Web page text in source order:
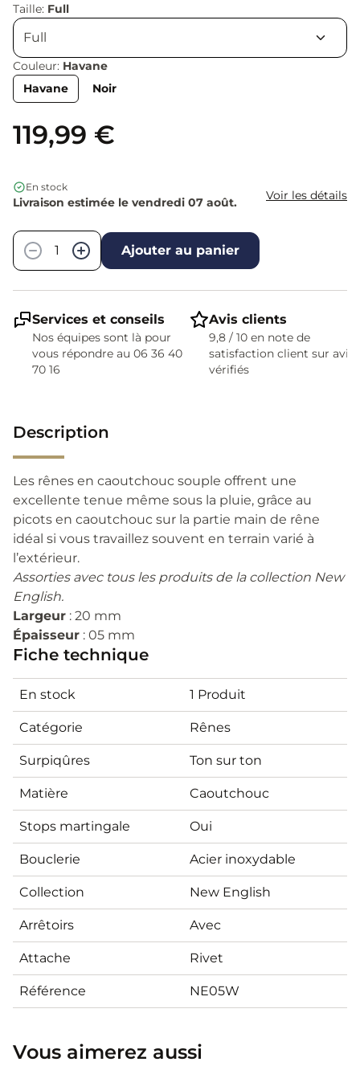
Taille: Full
Couleur: Havane
Havane
Noir
119,99 €
En stock
Livraison estimée le vendredi 07 août. Voir les détails
−
+ Ajouter au panier
Services et conseils
Nos équipes sont là pour
vous répondre au 06 36 40
70 16
Avis clients
9,8 / 10 en note de
satisfaction client sur avis
vérifiés
Description
Les rênes en caoutchouc souple offrent une
excellente tenue même sous la pluie, grâce au
picots en caoutchouc sur la partie main de rêne
idéal si vous travaillez souvent en terrain varié à
l’extérieur.
Assorties avec tous les produits de la collection New
English.
Largeur : 20 mm
Épaisseur : 05 mm
Fiche technique
En stock 1 Produit
Catégorie Rênes
Surpiqûres Ton sur ton
Matière Caoutchouc
Stops martingale Oui
Bouclerie Acier inoxydable
Collection New English
Arrêtoirs Avec
Attache Rivet
Référence NE05W
Vous aimerez aussi